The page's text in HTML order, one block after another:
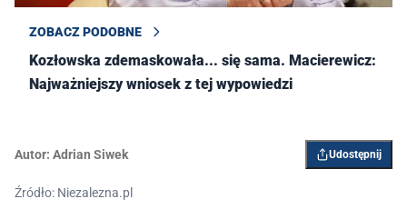
ZOBACZ PODOBNE
Kozłowska zdemaskowała... się sama. Macierewicz:
Najważniejszy wniosek z tej wypowiedzi
Autor: Adrian Siwek Udostępnij
Źródło: Niezalezna.pl